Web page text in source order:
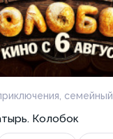
семейный
Колобок